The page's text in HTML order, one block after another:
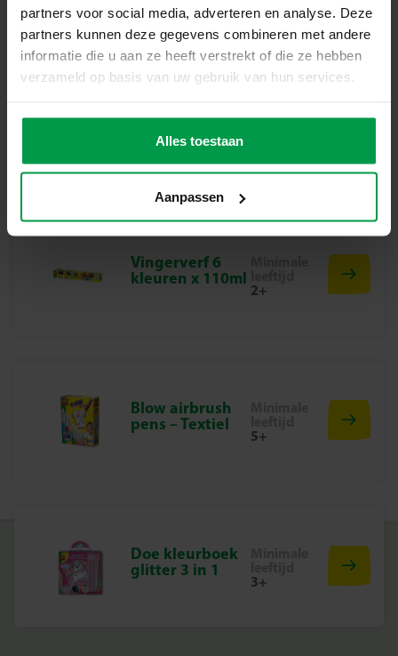
partners voor social media, adverteren en analyse. Deze
partners kunnen deze gegevens combineren met andere
informatie die u aan ze heeft verstrekt of die ze hebben
verzameld op basis van uw gebruik van hun services.
Alles toestaan
Aanpassen
Glinster met jouw favoriete L.O.L. karakters
Kies jouw favoriete L.O.L. tattoos, breng ze aan en straal!
Kinderen kunnen hun stijl uitdrukken met kleurrijke,
superleuke manier om te schitteren op een feestje of
gewoon thuis tijdens een knutselmoment.
Inhoud van de set
2 tattoo vellen met metallic L.O.L. Surprise tattoos
Waarom kiezen voor SES Creative?
Bij SES Creative vinden we veiligheid erg belangrijk.
Daarom worden de producten geproduceerd en getest in
stimuleert.
Begin vandaag nog met jouw metallic tattoos
Gerelateerde producten
Penselenset 3
stuks
Minimale
Vingerverf 6
kleuren x 110ml
2+
Blow airbrush
pens – Textiel
5+
Doe kleurboek
glitter 3 in 1
3+